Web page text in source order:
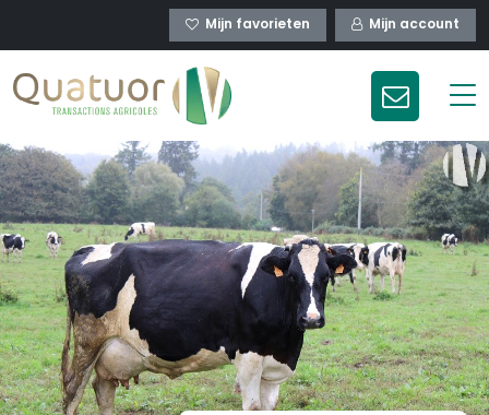
Mijn favorieten Mijn account